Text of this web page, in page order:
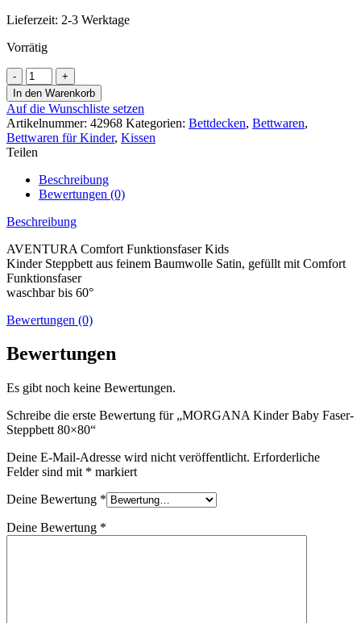
Lieferzeit: 2-3 Werktage
Vorrätig
MORGANA
Kinder
Baby
Faser-
Steppbett
80x80
Menge
In den Warenkorb
Auf die Wunschliste setzen
Artikelnummer: 42968 Kategorien: Bettdecken, Bettwaren,
Bettwaren für Kinder, Kissen
Teilen
Beschreibung
Bewertungen (0)
Beschreibung
AVENTURA Comfort Funktionsfaser Kids
Kinder Steppbett aus feinem Baumwolle Satin, gefüllt mit Comfort
Funktionsfaser
waschbar bis 60°
Bewertungen (0)
Bewertungen
Es gibt noch keine Bewertungen.
Schreibe die erste Bewertung für „MORGANA Kinder Baby Faser-
Steppbett 80×80“
Deine E-Mail-Adresse wird nicht veröffentlicht. Erforderliche
Felder sind mit * markiert
Deine Bewertung *
Deine Bewertung *